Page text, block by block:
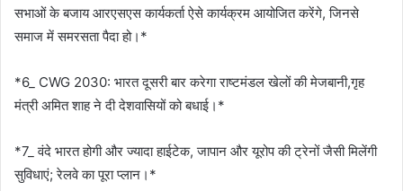
सभाओं के बजाय आरएसएस कार्यकर्ता ऐसे कार्यक्रम आयोजित करेंगे, जिनसे
समाज में समरसता पैदा हो।*
*6_ CWG 2030: भारत दूसरी बार करेगा राष्टमंडल खेलों की मेजबानी,गृह
मंत्री अमित शाह ने दी देशवासियों को बधाई।*
*7_ वंदे भारत होगी और ज्यादा हाईटेक, जापान और यूरोप की ट्रेनों जैसी मिलेंगी
सुविधाएं; रेलवे का पूरा प्लान।*